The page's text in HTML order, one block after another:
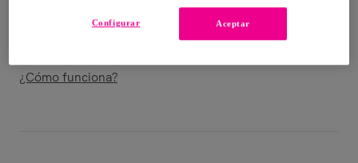
Entrega: Entre el11/08
¿Cómo funciona?
Aceptar
Configurar